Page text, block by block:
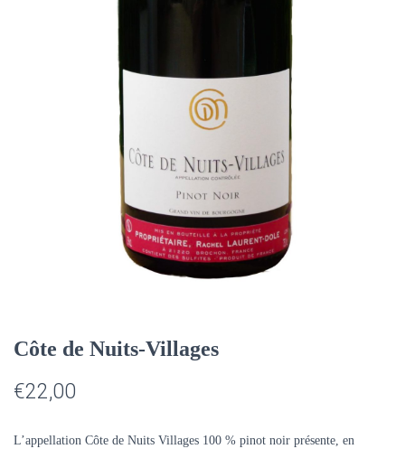
Côte de Nuits-Villages
€22,00
L’appellation Côte de Nuits Villages 100 % pinot noir présente, en